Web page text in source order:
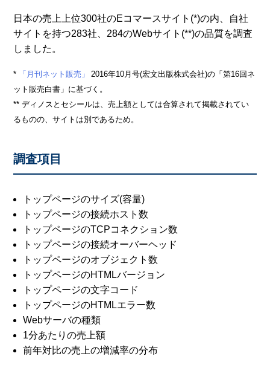
日本の売上上位300社のEコマースサイト(*)の内、自社
サイトを持つ283社、284のWebサイト(**)の品質を調査
しました。
* 「月刊ネット販売」
2016年10月号(宏文出版株式会社)の「第16回ネ
ット販売白書」に基づく。
** ディノスとセシールは、売上額としては合算されて掲載されてい
るものの、サイトは別であるため。
調査項目
トップページのサイズ(容量)
トップページの接続ホスト数
トップページのTCPコネクション数
トップページの接続オーバーヘッド
トップページのオブジェクト数
トップページのHTMLバージョン
トップページの文字コード
トップページのHTMLエラー数
Webサーバの種類
1分あたりの売上額
前年対比の売上の増減率の分布